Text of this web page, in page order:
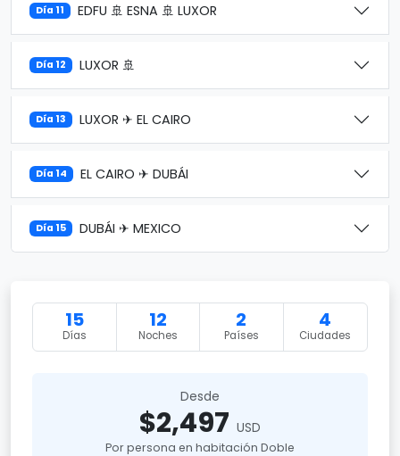
Día 11 EDFU 🚢 ESNA 🚢 LUXOR
Día 12 LUXOR 🚢
Día 13 LUXOR ✈ EL CAIRO
Día 14 EL CAIRO ✈ DUBÁI
Día 15 DUBÁI ✈ MEXICO
15
Días
12
Noches
2
Países
4
Ciudades
Desde
$2,497 USD
Por persona en habitación Doble